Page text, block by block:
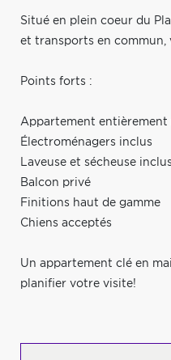
Situé en plein coeur du
et transports en commun,
Points forts :
Appartement entièrement
Électroménagers inclus
Laveuse et sécheuse
Balcon privé
Finitions haut de gamme
Chiens acceptés
Un appartement clé en
planifier votre visite!